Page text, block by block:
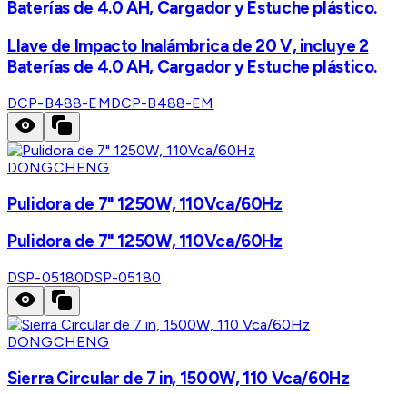
Baterías de 4.0 AH, Cargador y Estuche plástico.
Llave de Impacto Inalámbrica de 20 V, incluye 2
Baterías de 4.0 AH, Cargador y Estuche plástico.
DCP-B488-EMDCP-B488-EM
DONGCHENG
Pulidora de 7" 1250W, 110Vca/60Hz
Pulidora de 7" 1250W, 110Vca/60Hz
DSP-05180DSP-05180
DONGCHENG
Sierra Circular de 7 in, 1500W, 110 Vca/60Hz